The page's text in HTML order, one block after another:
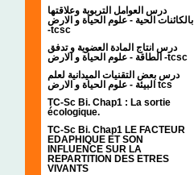
درس العوامل التربوية وعلاقتها
بالكائنات الحية - علوم الحياة و الارض
-tcsc
درس انتاج المادة العضوية و تدفق
الطاقة - علوم الحياة و الارض -tcsc
درس بعض التقنيات الميدانية لعلم
البيئة - علوم الحياة و الارض tcs
TC-Sc Bi. Chap1 : La sortie
écologique.
TC-Sc Bi. Chap1 LE FACTEUR
EDAPHIQUE ET SON
INFLUENCE SUR LA
REPARTITION DES ETRES
VIVANTS